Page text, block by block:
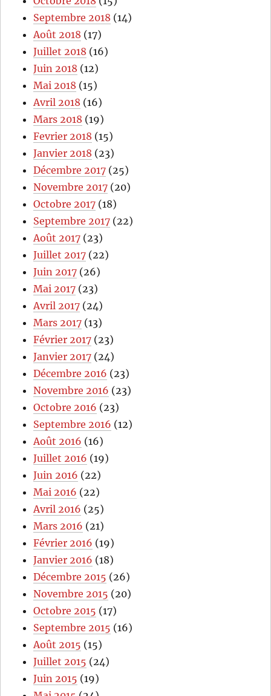
Septembre 2018 (14)
Août 2018 (17)
Juillet 2018 (16)
Juin 2018 (12)
Mai 2018 (15)
Avril 2018 (16)
Mars 2018 (19)
Fevrier 2018 (15)
Janvier 2018 (23)
Décembre 2017 (25)
Novembre 2017 (20)
Octobre 2017 (18)
Septembre 2017 (22)
Août 2017 (23)
Juillet 2017 (22)
Juin 2017 (26)
Mai 2017 (23)
Avril 2017 (24)
Mars 2017 (13)
Février 2017 (23)
Janvier 2017 (24)
Décembre 2016 (23)
Novembre 2016 (23)
Octobre 2016 (23)
Septembre 2016 (12)
Août 2016 (16)
Juillet 2016 (19)
Juin 2016 (22)
Mai 2016 (22)
Avril 2016 (25)
Mars 2016 (21)
Février 2016 (19)
Janvier 2016 (18)
Décembre 2015 (26)
Novembre 2015 (20)
Octobre 2015 (17)
Septembre 2015 (16)
Août 2015 (15)
Juillet 2015 (24)
Juin 2015 (19)